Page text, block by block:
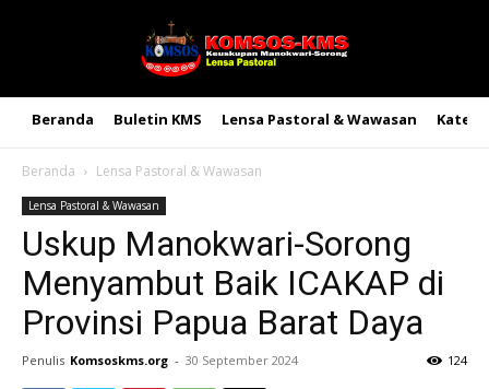
Beranda Buletin KMS Lensa Pastoral & Wawasan
Beranda Lensa Pastoral & Wawasan
Lensa Pastoral & Wawasan
Uskup Manokwari-Sorong
Menyambut Baik ICAKAP di
Provinsi Papua Barat Daya
Penulis Komsoskms.org - 30 September 2024 124